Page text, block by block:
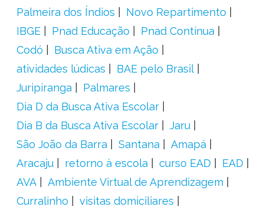
Palmeira dos Índios
Novo Repartimento
IBGE
Pnad Educação
Pnad Contínua
Codó
Busca Ativa em Ação
atividades lúdicas
BAE pelo Brasil
Juripiranga
Palmares
Dia D da Busca Ativa Escolar
Dia B da Busca Ativa Escolar
Jaru
São João da Barra
Santana
Amapá
Aracaju
retorno à escola curso EAD
EAD
AVA
Ambiente Virtual de Aprendizagem
Curralinho
visitas domiciliares